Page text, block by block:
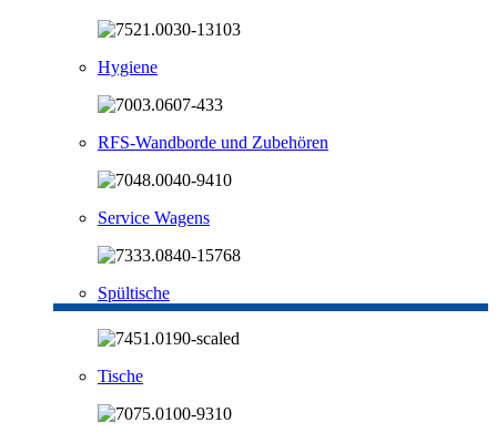
Hygiene
RFS-Wandborde und Zubehören
Service Wagens
Spültische
Tische